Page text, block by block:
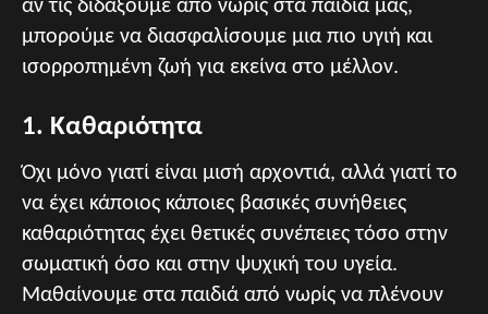
αν τις διδάξουμε από νωρίς στα παιδιά μας,
μπορούμε να διασφαλίσουμε μια πιο υγιή και
ισορροπημένη ζωή για εκείνα στο μέλλον.
1. Καθαριότητα
Όχι μόνο γιατί είναι μισή αρχοντιά, αλλά γιατί το
να έχει κάποιος κάποιες βασικές συνήθειες
καθαριότητας έχει θετικές συνέπειες τόσο στην
σωματική όσο και στην ψυχική του υγεία.
Μαθαίνουμε στα παιδιά από νωρίς να πλένουν